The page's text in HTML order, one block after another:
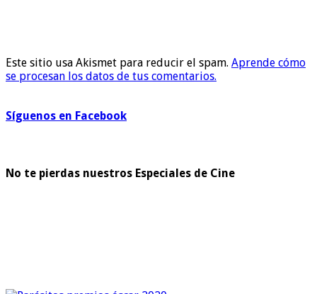
Este sitio usa Akismet para reducir el spam. Aprende cómo
se procesan los datos de tus comentarios.
Síguenos en Facebook
No te pierdas nuestros Especiales de Cine